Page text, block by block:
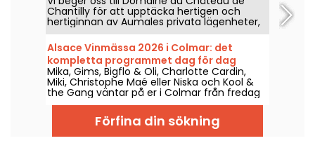
planerat för att vuxna och barn ska ha det
så bra som möjligt!
Chantilly för att upptäcka hertigen och
hertiginnan av Aumales privata lägenheter,
som återinvigdes i början av 2019. Upptäck
de enda furstliga lägenheterna från
julimonarkin som har bevarats i sin helhet i
Frankrike. Ett besök som måste göras.
Alsace Vinmässa 2026 i Colmar: det
kompletta programmet dag för dag
Mika, Gims, Bigflo & Oli, Charlotte Cardin,
Miki, Christophe Maé eller Niska och Kool &
the Gang väntar på er i Colmar från fredag
31 juli till söndag 9 augusti nästa år, i
samband med upplagan 2026 av Alsace
Vinmässa. Upptäck hela dag-för-dag-
programmet!
Förfina din sökning